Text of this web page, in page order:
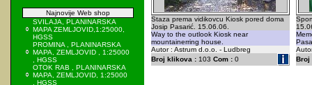
Najnovije Web shop
SVILAJA, PLANINARSKA
MAPA ZEMLJOVID,1:25000,
HGSS
PROMINA , PLANINARSKA
MAPA, ZEMLJOVID , 1:25000
, HGSS
OTOK RAB , PLANINARSKA
MAPA, ZEMLJOVID, 1:25000
, HGSS
Staza prema vidikovcu Kiosk pored doma
Josip Pasarić. 15.06.06.
Way to the outlook Kiosk near
mountainerring house.
Autor : Astrum d.o.o. - Ludbreg
Broj klikova :103 Com :0
Broj